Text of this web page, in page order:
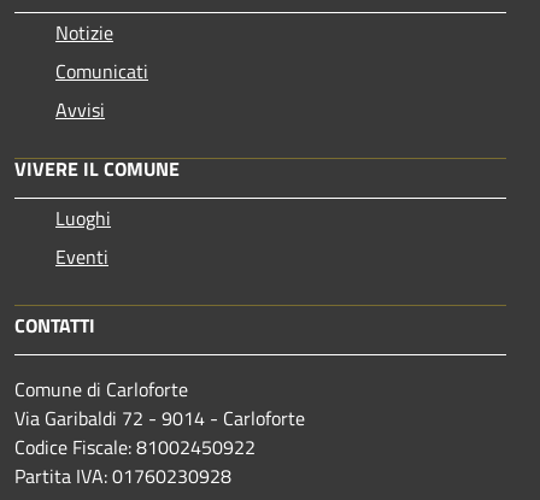
Notizie
Comunicati
Avvisi
VIVERE IL COMUNE
Luoghi
Eventi
CONTATTI
Comune di Carloforte
Via Garibaldi 72 - 9014 - Carloforte
Codice Fiscale: 81002450922
Partita IVA: 01760230928